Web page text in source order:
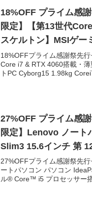
18%OFF プライム感謝祭先行セ
限定】【第13世代
スケルトン】MSIゲ
1.98kg Corei7
FHD/144Hz/16GB/
18%OFFプライム感謝祭先
Core i7 & RTX 4060搭載・
トPC Cyborg15 1.98kg
27%OFF プライム感謝祭先行セ
限定】Lenovo ノート
Slim3 15.6インチ 第
ロセッサー搭載
Office 2021搭載
トPC【
27%OFFプライム感謝祭先
ートパソコン パソコン
ル® Core™ i5 プロセッサー